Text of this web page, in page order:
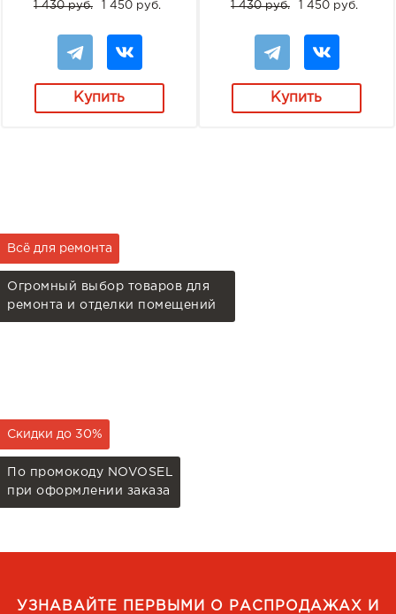
1 430 руб. 1 450 руб.
Купить
1 430 руб. 1 450 руб.
Купить
Всё для ремонта
Огромный выбор товаров для
ремонта и отделки помещений
Скидки до 30%
По промокоду NOVOSEL
при оформлении заказа
УЗНАВАЙТЕ ПЕРВЫМИ О РАСПРОДАЖАХ И